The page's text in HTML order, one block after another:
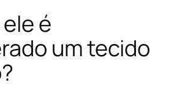
é
um tecido